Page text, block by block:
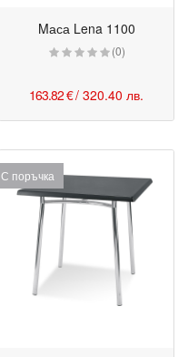
Mаса Lena 1100
(0)
163.82 €/ 320.40 лв.
С поръчка